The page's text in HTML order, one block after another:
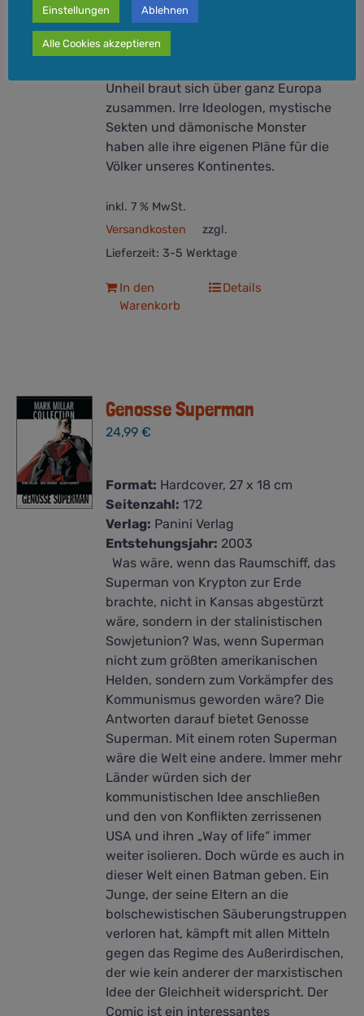
des Jahres 1918 ist Schauplatz eines
Bürgerkrieges zwischen
Bolschewisten, Royalisten, Anarchisten
Unheil braut sich über ganz Europa
zusammen. Irre Ideologen, mystische
Sekten und dämonische Monster
haben alle ihre eigenen Pläne für die
Völker unseres Kontinentes.
inkl. 7 % MwSt.
zzgl.
Versandkosten
Lieferzeit: 3-5 Werktage
In den
Warenkorb
Details
Genosse Superman
24,99€
Format: Hardcover, 27 x 18 cm
Seitenzahl: 172
Verlag: Panini Verlag
Entstehungsjahr: 2003
Was wäre, wenn das Raumschiff, das
Superman von Krypton zur Erde
brachte, nicht in Kansas abgestürzt
wäre, sondern in der stalinistischen
Sowjetunion? Was, wenn Superman
nicht zum größten amerikanischen
Helden, sondern zum Vorkämpfer des
Kommunismus geworden wäre? Die
Antworten darauf bietet Genosse
Superman. Mit einem roten Superman
wäre die Welt eine andere. Immer mehr
Länder würden sich der
kommunistischen Idee anschließen
und den von Konflikten zerrissenen
USA und ihren „Way of life“ immer
weiter isolieren. Doch würde es auch in
dieser Welt einen Batman geben. Ein
Junge, der seine Eltern an die
bolschewistischen Säuberungstruppen
verloren hat, kämpft mit allen Mitteln
gegen das Regime des Außerirdischen,
der wie kein anderer der marxistischen
Idee der Gleichheit widerspricht. Der
Comic ist ein interessantes
Einstellungen Ablehnen
Alle Cookies akzeptieren